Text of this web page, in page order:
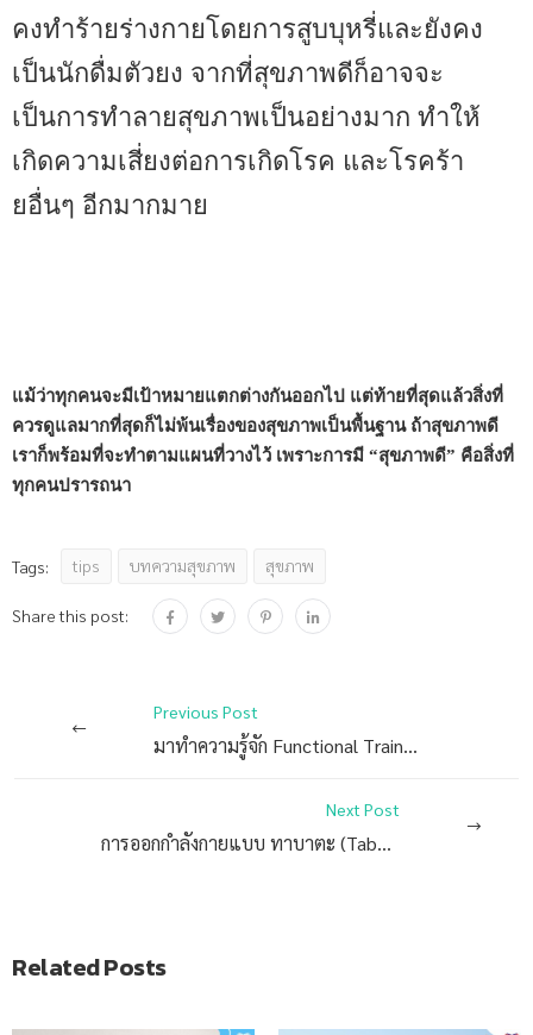
คงทำร้ายร่างกายโดยการสูบบุหรี่และยังคง
เป็นนักดื่มตัวยง จากที่สุขภาพดีก็อาจจะ
เป็นการทำลายสุขภาพเป็นอย่างมาก ทำให้
เกิดความเสี่ยงต่อการเกิดโรค และโรคร้า
ยอื่นๆ อีกมากมาย
แม้ว่าทุกคนจะมีเป้าหมายแตกต่างกันออกไป แต่ท้ายที่สุดแล้วสิ่งที่
ควรดูแลมากที่สุดก็ไม่พ้นเรื่องของสุขภาพเป็นพื้นฐาน ถ้าสุขภาพดี
เราก็พร้อมที่จะทำตามแผนที่วางไว้ เพราะการมี “สุขภาพดี” คือสิ่งที่
ทุกคนปรารถนา
Tags: tips บทความสุขภาพ สุขภาพ
Share this post:
Previous Post
มาทำความรู้จัก Functional Training กัน…….
Next Post
การออกกำลังกายแบบ ทาบาตะ (Tabata) คืออะไร
Related Posts